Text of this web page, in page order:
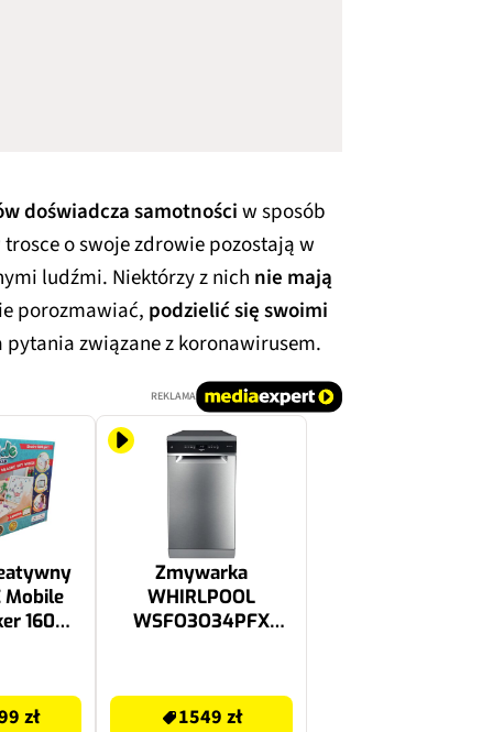
doświadcza samotnościw sposób
o swoje zdrowie pozostają w
ludźmi. Niektórzy z nich nie mają
porozmawiać, podzielić się swoimi
związane z koronawirusem.
REKLAMA
Mobile
1600
zł
Zmywarka
WHIRLPOOL
WSFO3O34PFX
drzwi 45cm Inox
1549 zł